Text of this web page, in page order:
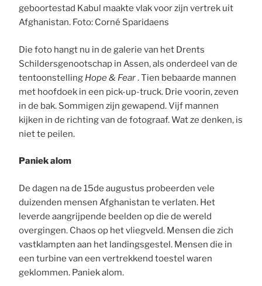
geboortestad Kabul maakte vlak voor zijn vertrek uit
Afghanistan. Foto: Corné Sparidaens
Die foto hangt nu in de galerie van het Drents
Schildersgenootschap in Assen, als onderdeel van de
tentoonstelling Hope & Fear. Tien bebaarde mannen
met hoofdoek in een pick-up-truck. Drie voorin, zeven
in de bak. Sommigen zijn gewapend. Vijf mannen
kijken in de richting van de fotograaf. Wat ze denken, is
niet te peilen.
Paniek alom
De dagen na de 15de augustus probeerden vele
duizenden mensen Afghanistan te verlaten. Het
leverde aangrijpende beelden op die de wereld
overgingen. Chaos op het vliegveld. Mensen die zich
vastklampten aan het landingsgestel. Mensen die in
een turbine van een vertrekkend toestel waren
geklommen. Paniek alom.